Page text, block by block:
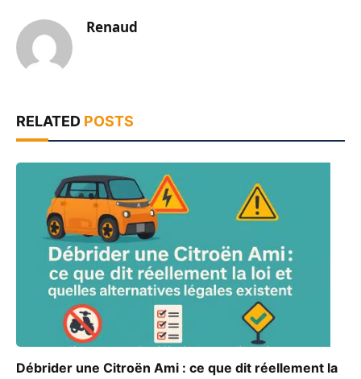
Renaud
RELATED POSTS
Débrider une Citroën Ami : ce que dit réellement la